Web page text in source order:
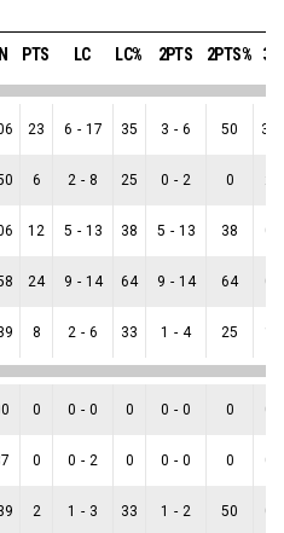
PTS LC LC% 2PTS 2PTS%
23 6 - 17 35 3 - 6 50 3
6 2 - 8 25 0 - 2 0 2
12 5 - 13 38 5 - 13 38 0
24 9 - 14 64 9 - 14 64 0
8 2 - 6 33 1 - 4 25 1
0 0 - 0 0 0 - 0 0 0
0 0 - 2 0 0 - 0 0 0
2 1 - 3 33 1 - 2 50 0